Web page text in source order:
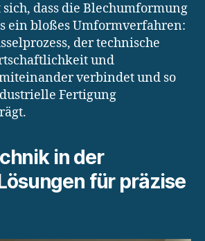
dass die Blechumformung
ein bloßes Umformverfahren:
der technische
und
verbindet und so
Fertigung
in der
für präzise